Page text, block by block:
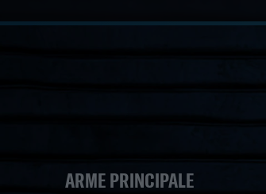
ARME PRINCIPALE